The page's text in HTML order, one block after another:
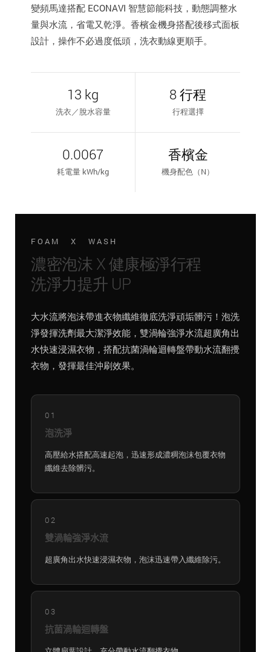
變頻馬達搭配 ECONAVI 智慧節能科技，動態調整水
量與水流，省電又乾淨。香檳金機身搭配後移式面板
設計，操作不必過度低頭，洗衣動線更順手。
13 kg
洗衣／脫水容量
8 行程
行程選擇
0.0067
耗電量 kWh/kg
香檳金
機身配色（N）
FOAM X WASH
濃密泡沫 X 健康極淨行程
洗淨力提升 UP
大水流將泡沫帶進衣物纖維徹底洗淨頑垢髒污！泡洗
淨發揮洗劑最大潔淨效能，雙渦輪強淨水流超廣角出
水快速浸濕衣物，搭配抗菌渦輪迴轉盤帶動水流翻攪
衣物，發揮最佳沖刷效果。
01
泡洗淨
高壓給水搭配高速起泡，迅速形成濃稠泡沫包覆衣物
纖維去除髒污。
02
雙渦輪強淨水流
超廣角出水快速浸濕衣物，泡沫迅速帶入纖維除污。
03
抗菌渦輪迴轉盤